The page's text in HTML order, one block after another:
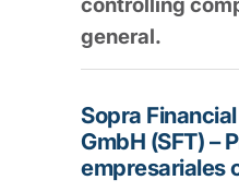
general.
Sopra
GmbH (SFT) –
empresariales